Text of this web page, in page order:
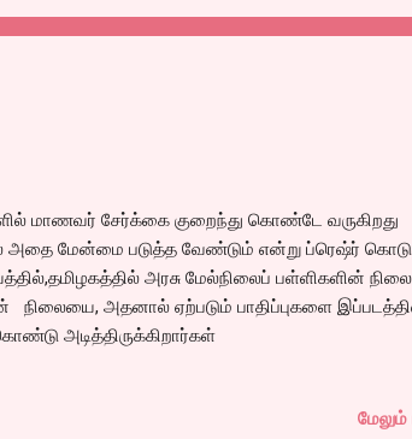
மாணவர் சேர்க்கை குறைந்து கொண்டே வருகிறது
அதை மேன்மை படுத்த வேண்டும் என்று ப்ரெஷ்ர்
அரசு மேல்நிலைப் பள்ளிகளின்
நிலையை, அதனால் ஏற்படும் பாதிப்புகளை
அடித்திருக்கிறார்கள்
மேலும்